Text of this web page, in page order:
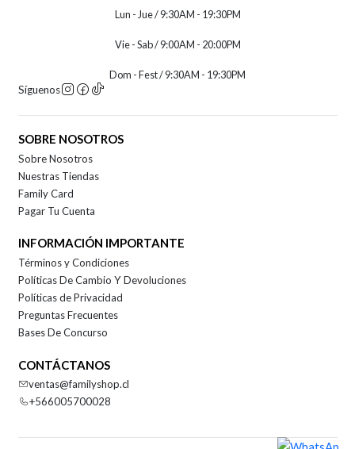
Lun - Jue / 9:30AM - 19:30PM
Vie - Sab / 9:00AM - 20:00PM
Dom - Fest / 9:30AM - 19:30PM
Síguenos
SOBRE NOSOTROS
Sobre Nosotros
Nuestras Tiendas
Family Card
Pagar Tu Cuenta
INFORMACIÓN IMPORTANTE
Términos y Condiciones
Políticas De Cambio Y Devoluciones
Políticas de Privacidad
Preguntas Frecuentes
Bases De Concurso
CONTÁCTANOS
ventas@familyshop.cl
+566005700028